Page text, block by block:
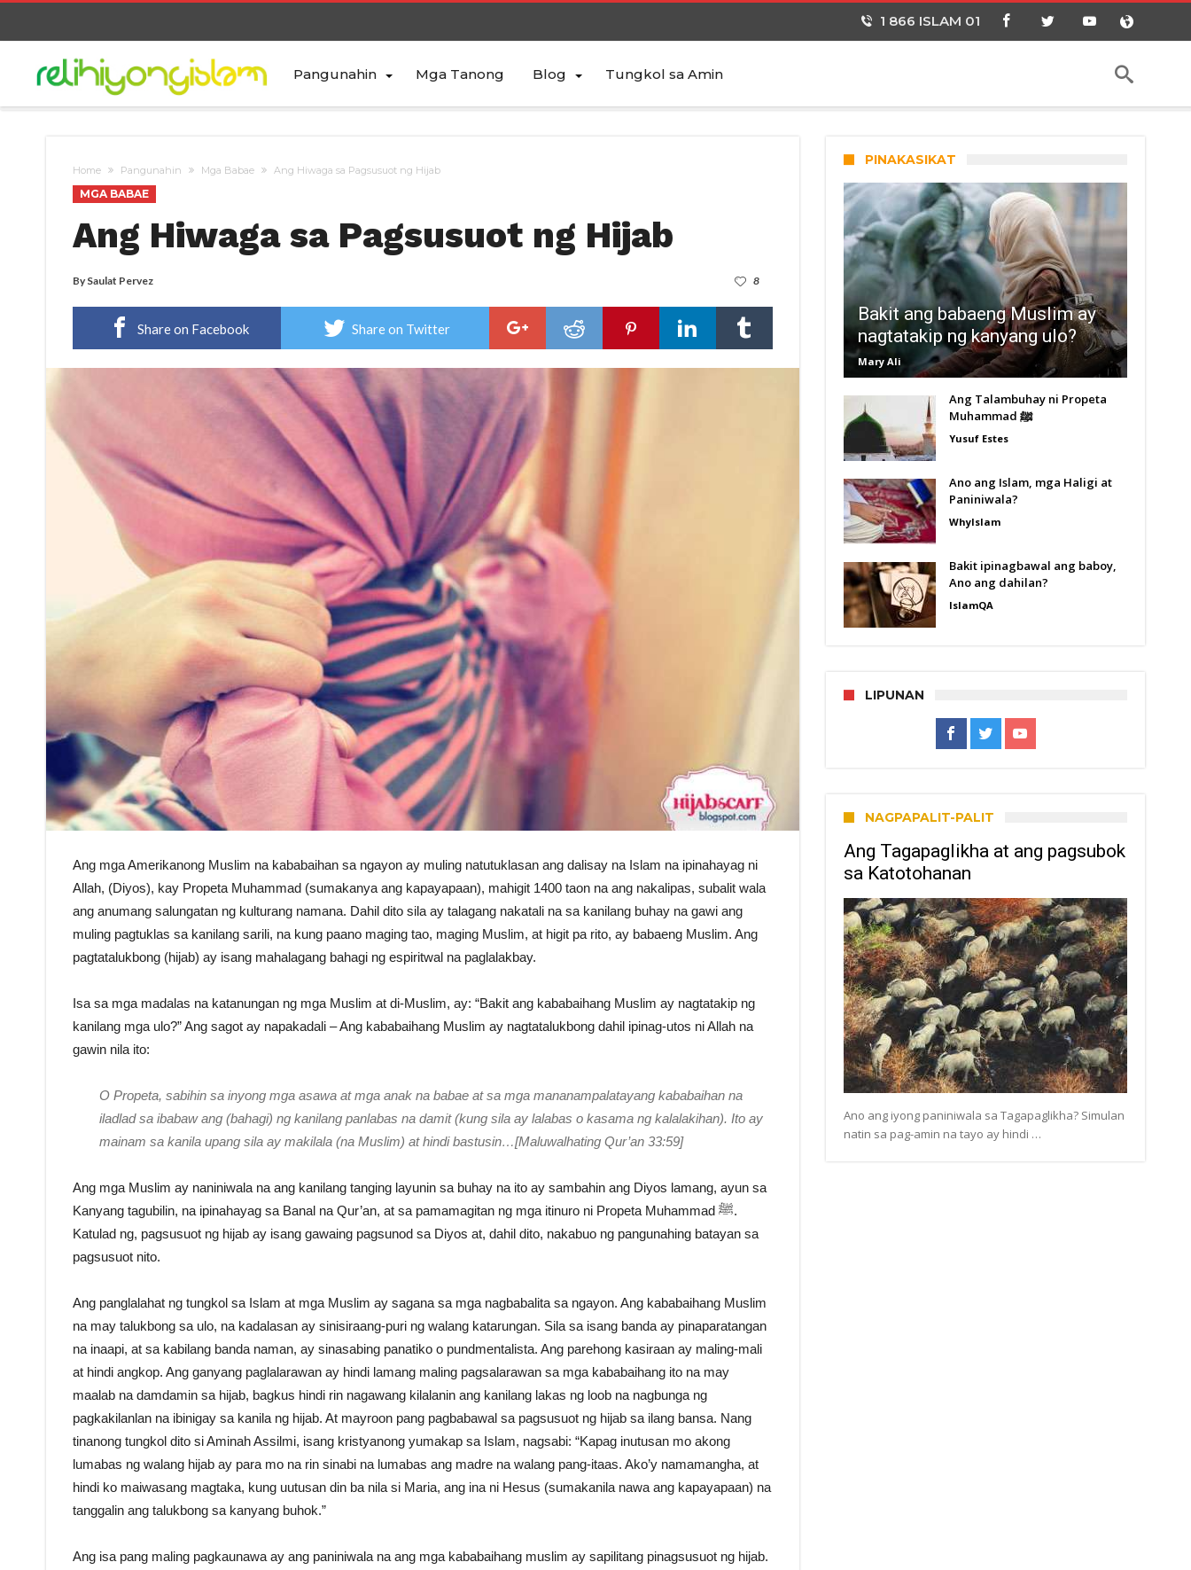
1 866 ISLAM 01
Pangunahin Mga Tanong Blog Tungkol sa Amin
Home Pangunahin Mga Babae Ang Hiwaga sa Pagsusuot ng Hijab
MGA BABAE
Ang Hiwaga sa Pagsusuot ng Hijab
By Saulat Pervez 8
Share on Facebook Share on Twitter
Ang mga Amerikanong Muslim na kababaihan sa ngayon ay muling natutuklasan ang dalisay na Islam na ipinahayag ni
Allah, (Diyos), kay Propeta Muhammad (sumakanya ang kapayapaan), mahigit 1400 taon na ang nakalipas, subalit wala
ang anumang salungatan ng kulturang namana. Dahil dito sila ay talagang nakatali na sa kanilang buhay na gawi ang
muling pagtuklas sa kanilang sarili, na kung paano maging tao, maging Muslim, at higit pa rito, ay babaeng Muslim. Ang
pagtatalukbong (hijab) ay isang mahalagang bahagi ng espiritwal na paglalakbay.
Isa sa mga madalas na katanungan ng mga Muslim at di-Muslim, ay: “Bakit ang kababaihang Muslim ay nagtatakip ng
kanilang mga ulo?” Ang sagot ay napakadali – Ang kababaihang Muslim ay nagtatalukbong dahil ipinag-utos ni Allah na
gawin nila ito:
O Propeta, sabihin sa inyong mga asawa at mga anak na babae at sa mga mananampalatayang kababaihan na
iladlad sa ibabaw ang (bahagi) ng kanilang panlabas na damit (kung sila ay lalabas o kasama ng kalalakihan). Ito ay
mainam sa kanila upang sila ay makilala (na Muslim) at hindi bastusin…[Maluwalhating Qur’an 33:59]
Ang mga Muslim ay naniniwala na ang kanilang tanging layunin sa buhay na ito ay sambahin ang Diyos lamang, ayun sa
Kanyang tagubilin, na ipinahayag sa Banal na Qur’an, at sa pamamagitan ng mga itinuro ni Propeta Muhammad ﷺ.
Katulad ng, pagsusuot ng hijab ay isang gawaing pagsunod sa Diyos at, dahil dito, nakabuo ng pangunahing batayan sa
pagsusuot nito.
Ang panglalahat ng tungkol sa Islam at mga Muslim ay sagana sa mga nagbabalita sa ngayon. Ang kababaihang Muslim
na may talukbong sa ulo, na kadalasan ay sinisiraang-puri ng walang katarungan. Sila sa isang banda ay pinaparatangan
na inaapi, at sa kabilang banda naman, ay sinasabing panatiko o pundmentalista. Ang parehong kasiraan ay maling-mali
at hindi angkop. Ang ganyang paglalarawan ay hindi lamang maling pagsalarawan sa mga kababaihang ito na may
maalab na damdamin sa hijab, bagkus hindi rin nagawang kilalanin ang kanilang lakas ng loob na nagbunga ng
pagkakilanlan na ibinigay sa kanila ng hijab. At mayroon pang pagbabawal sa pagsusuot ng hijab sa ilang bansa. Nang
tinanong tungkol dito si Aminah Assilmi, isang kristyanong yumakap sa Islam, nagsabi: “Kapag inutusan mo akong
lumabas ng walang hijab ay para mo na rin sinabi na lumabas ang madre na walang pang-itaas. Ako’y namamangha, at
hindi ko maiwasang magtaka, kung uutusan din ba nila si Maria, ang ina ni Hesus (sumakanila nawa ang kapayapaan) na
tanggalin ang talukbong sa kanyang buhok.”
Ang isa pang maling pagkaunawa ay ang paniniwala na ang mga kababaihang muslim ay sapilitang pinagsusuot ng hijab.
PINAKASIKAT
Bakit ang babaeng Muslim ay
nagtatakip ng kanyang ulo?
Mary Ali
Ang Talambuhay ni Propeta
Muhammad ﷺ
Yusuf Estes
Ano ang Islam, mga Haligi at
Paniniwala?
WhyIslam
Bakit ipinagbawal ang baboy,
Ano ang dahilan?
IslamQA
LIPUNAN
NAGPAPALIT-PALIT
Ang Tagapaglikha at ang pagsubok
sa Katotohanan
Ano ang iyong paniniwala sa Tagapaglikha? Simulan
natin sa pag-amin na tayo ay hindi …